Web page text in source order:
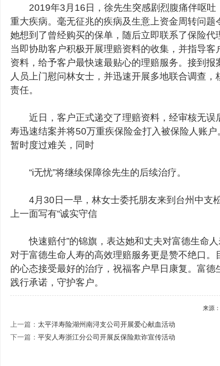
2019年3月16日，徐先生突感剧烈腹痛伴呕吐
重大疾病。毫无征兆的疾病及生意上资金周转问题
她想到了曾经购买的保单，随后立即联系了保险代
当即协助客户积极开展理赔资料的收集，并指导客
资料，给予客户最快速最贴心的理赔服务。接到报
人员上门慰问林女士，并迅速开展多地联合调查
责任。
近日，客户正式递交了理赔资料，经审核无误
寿迅速结案并将50万重疾保险金打入被保险人账
暂时度过难关，同时
“i无忧”将继续保障徐先生的后续治疗。
4月30日一早，林女士委托朋友来到台州中支
上一面写有“诚实守信
快速赔付”的锦旗，表达她和丈夫对富德生命人
对于富德生命人寿的高效理赔服务更是赞不绝口。
的心态接受最好的治疗，祝福客户早日康复。富德
践行承诺，守护客户。
来源
上一篇： 太平洋寿险湖州南浔支公司开展爱心献血活动
下一篇： 平安人寿浙江分公司开展反保险欺诈宣传活动